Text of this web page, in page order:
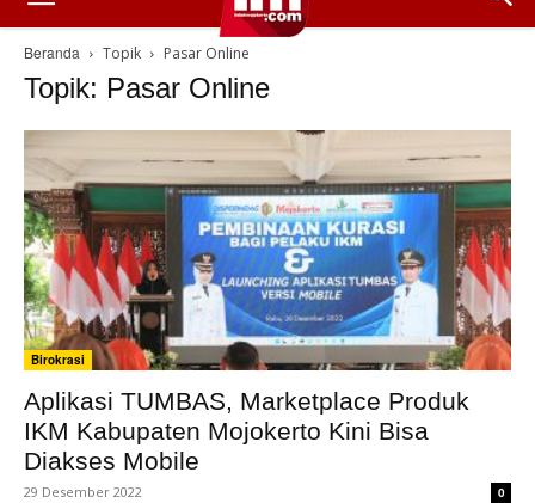
Beranda Topik Pasar Online
Topik: Pasar Online
Birokrasi
Aplikasi TUMBAS, Marketplace Produk
IKM Kabupaten Mojokerto Kini Bisa
Diakses Mobile
29 Desember 2022 0